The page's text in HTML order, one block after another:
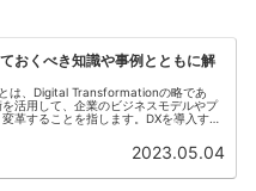
おくべき知識や事例とともに解
は、Digital Transformationの略であ
を活用して、企業のビジネスモデルやプ
革することを指します。DXを導入する
2023.05.04